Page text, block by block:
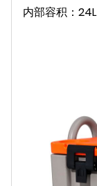
内部容积：24L